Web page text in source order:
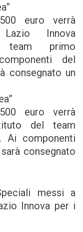
euro verrà
Innova
team primo
del
consegnato un
euro verrà
del team
Ai componenti
consegnato
messi a
Innova per i